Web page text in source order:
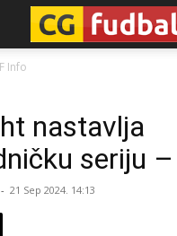
Info
nastavlja
seriju
- 21 Sep 2024. 14:13